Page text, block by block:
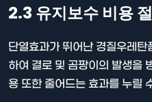
2.3 유지보수 비용
단열효과가 뛰어난 경질우레탄
하여 결로 및 곰팡이의 발생을
용 또한 줄어드는 효과를 누릴